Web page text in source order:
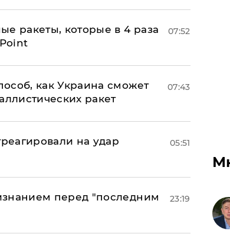
ракеты, которые в 4 раза
07:52
как Украина сможет
ракет
07:43
на удар
05:51
перед "последним
23:19